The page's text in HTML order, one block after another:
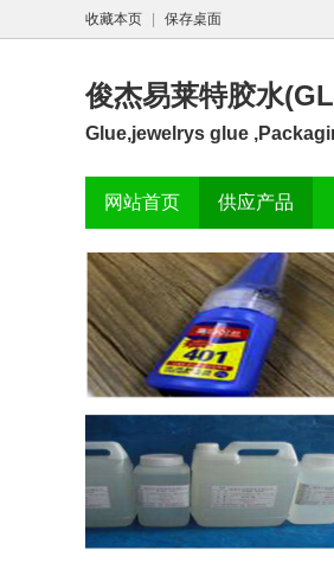
收藏本页 保存桌面
俊杰易莱特胶水
Glue,jewelrys glue
网站首页 供应产品